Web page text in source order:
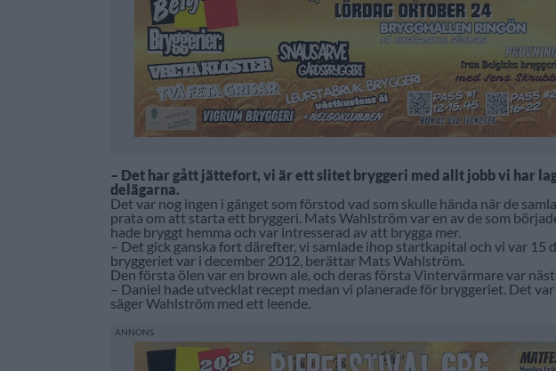
– Det har gått jättefort, vi är ett slitet bryggeri med allt jobb vi har
delägarna.
Det var nog ingen i gänget som förstod vad som skulle hända när de
prata om att starta ett bryggeri. Mats Wahlström var en av de som
hade bryggt hemma och var intresserad av att brygga mer.
– Det gick ganska fort därefter, vi samlade ihop startkapital och vi var 15
bryggeriet var i december 2012, berättar Mats Wahlström.
Den första ölen var en brown ale, och deras första Vintervärmare var
– Daniel hade utvecklat recept medan vi planerade för bryggeriet. Det
säger Wahlström med ett leende.